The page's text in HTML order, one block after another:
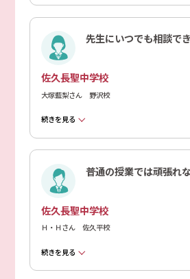
先生にいつでも相談で
佐久長聖中学校
大塚藍梨さん 野沢校
続きを見る
普通の授業では頑張れ
佐久長聖中学校
Ｈ・Ｈさん 佐久平校
続きを見る